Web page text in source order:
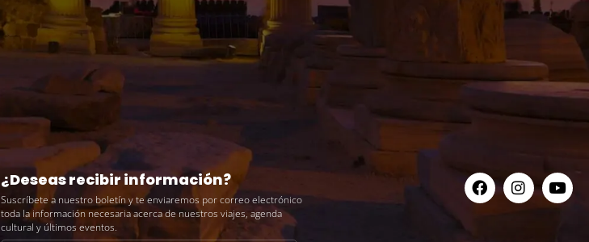
¿Deseas recibir información?
Suscríbete a nuestro boletín y te enviaremos por correo electrónico
toda la información necesaria acerca de nuestros viajes, agenda
cultural y últimos eventos.